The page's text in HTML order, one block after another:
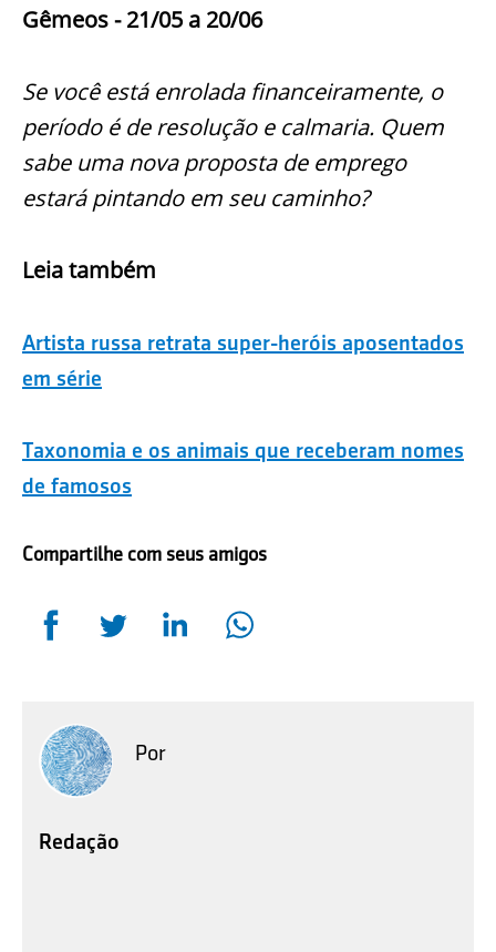
Gêmeos - 21/05 a 20/06
Se você está enrolada financeiramente, o
período é de resolução e calmaria. Quem
sabe uma nova proposta de emprego
estará pintando em seu caminho?
Leia também
Artista russa retrata super-heróis aposentados
em série
Taxonomia e os animais que receberam nomes
de famosos
Compartilhe com seus amigos
Por
Redação